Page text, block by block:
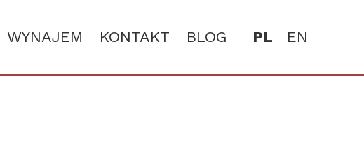
WYNAJEM KONTAKT BLOG PL EN